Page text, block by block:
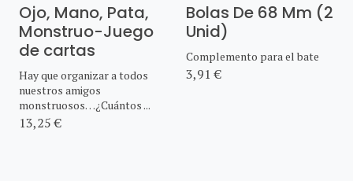
Ojo, Mano, Pata,
Monstruo-Juego
de cartas
Hay que organizar a todos
nuestros amigos
monstruosos…¿Cuántos ...
13,25 €
Bolas De 68 Mm (2
Unid)
Complemento para el bate
3,91 €